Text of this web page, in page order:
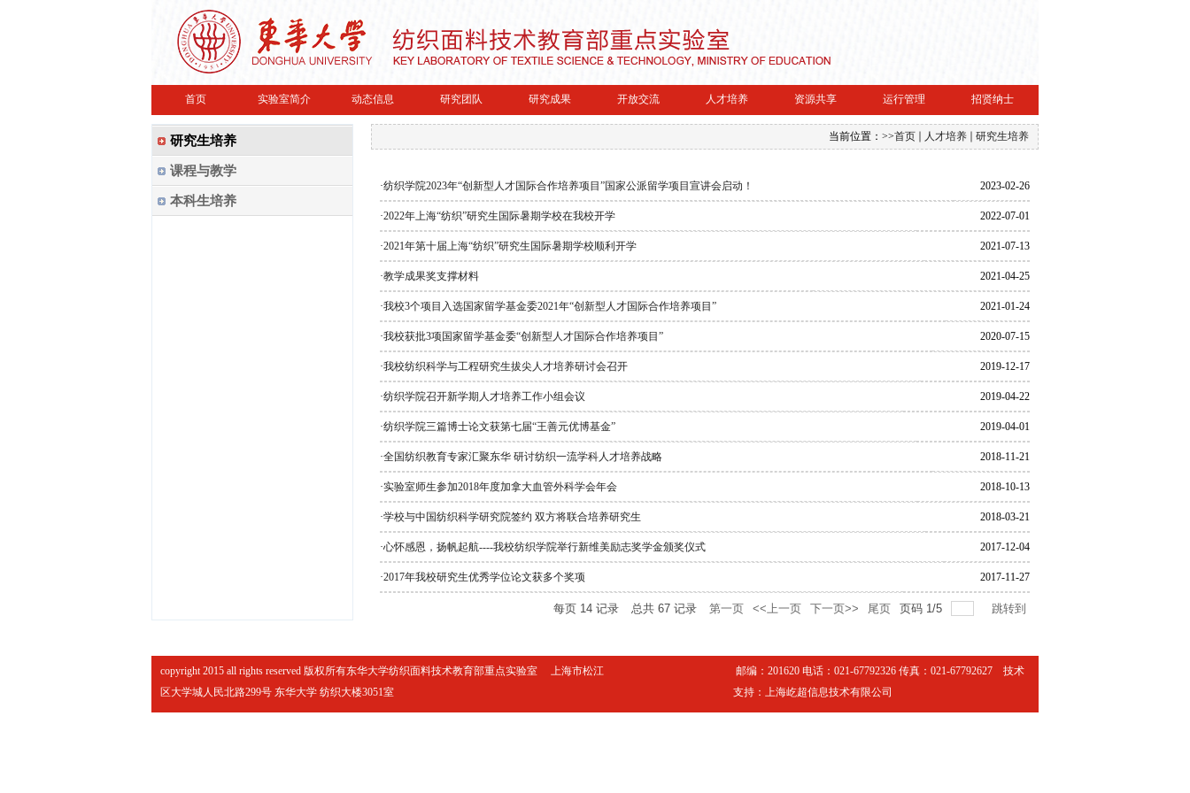
首页 实验室简介 动态信息 研究团队 研究成果 开放交流 人才培养 资源共享 运行管理 招贤纳士
研究生培养
课程与教学
本科生培养
当前位置： >>首页 人才培养 研究生培养
·纺织学院2023年“创新型人才国际合作培养项目”国家公派留学项目宣讲会启动！ 2023-02-26
·2022年上海“纺织”研究生国际暑期学校在我校开学 2022-07-01
·2021年第十届上海“纺织”研究生国际暑期学校顺利开学 2021-07-13
·教学成果奖支撑材料 2021-04-25
·我校3个项目入选国家留学基金委2021年“创新型人才国际合作培养项目” 2021-01-24
·我校获批3项国家留学基金委“创新型人才国际合作培养项目” 2020-07-15
·我校纺织科学与工程研究生拔尖人才培养研讨会召开 2019-12-17
·纺织学院召开新学期人才培养工作小组会议 2019-04-22
·纺织学院三篇博士论文获第七届“王善元优博基金” 2019-04-01
·全国纺织教育专家汇聚东华 研讨纺织一流学科人才培养战略 2018-11-21
·实验室师生参加2018年度加拿大血管外科学会年会 2018-10-13
·学校与中国纺织科学研究院签约 双方将联合培养研究生 2018-03-21
·心怀感恩，扬帆起航----我校纺织学院举行新维美励志奖学金颁奖仪式 2017-12-04
·2017年我校研究生优秀学位论文获多个奖项 2017-11-27
每页 14 记录 总共 67 记录 第一页 <<上一页 下一页>> 尾页 页码 1/5 跳转到
copyright 2015 all rights reserved 版权所有东华大学纺织面料技术教育部重点实验室 上海市松江
区大学城人民北路299号 东华大学 纺织大楼3051室
邮编：201620 电话：021-67792326 传真：021-67792627 技术
支持：上海屹超信息技术有限公司